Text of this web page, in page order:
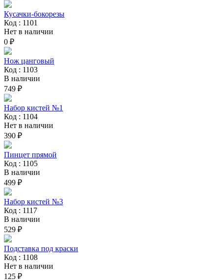
Кусачки-бокорезы
Код : 1101
Нет в наличии
0 ₽
Нож цанговый
Код : 1103
В наличии
749 ₽
Набор кистей №1
Код : 1104
Нет в наличии
390 ₽
Пинцет прямой
Код : 1105
В наличии
499 ₽
Набор кистей №3
Код : 1117
В наличии
529 ₽
Подставка под краски
Код : 1108
Нет в наличии
125 ₽